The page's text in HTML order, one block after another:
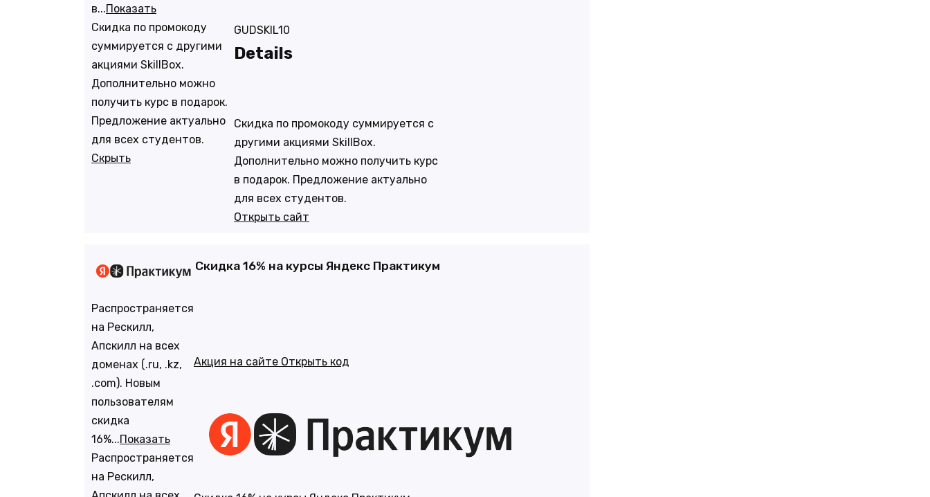
в...Показать
Скидка по промокоду
суммируется с другими
акциями SkillBox.
Дополнительно можно
получить курс в подарок.
Предложение актуально
для всех студентов.
Скрыть
GUDSKIL10
Details
Скидка по промокоду суммируется с
другими акциями SkillBox.
Дополнительно можно получить курс
в подарок. Предложение актуально
для всех студентов.
Открыть сайт
Скидка 16% на курсы Яндекс Практикум
Распространяется
на Рескилл,
Апскилл на всех
доменах (.ru, .kz,
.com). Новым
пользователям
скидка
16%...Показать
Распространяется
на Рескилл,
Акция на сайте Открыть код